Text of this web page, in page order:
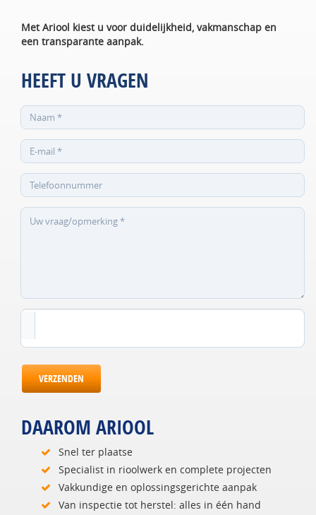
Met Ariool kiest u voor duidelijkheid, vakmanschap en
een transparante aanpak.
HEEFT U VRAGEN
VERZENDEN
DAAROM ARIOOL
Snel ter plaatse
Specialist in rioolwerk en complete projecten
Vakkundige en oplossingsgerichte aanpak
Van inspectie tot herstel: alles in één hand